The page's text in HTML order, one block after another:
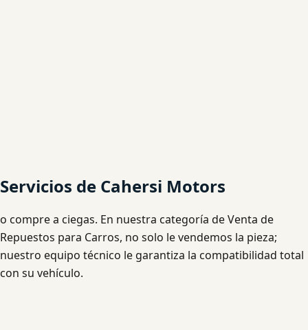
Servicios de Cahersi Motors
o compre a ciegas. En nuestra categoría de Venta de
Repuestos para Carros, no solo le vendemos la pieza;
nuestro equipo técnico le garantiza la compatibilidad total
con su vehículo.